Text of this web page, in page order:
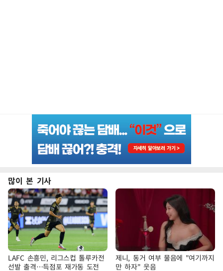
많이 본 기사
LAFC 손흥민, 리그스컵 톨루카전
선발 출격…득점포 재가동 도전
제니, 동거 여부 물음에 "여기까지
만 하자" 웃음